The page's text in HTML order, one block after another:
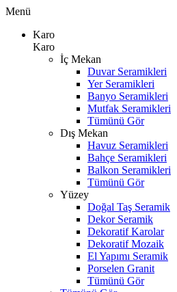
Menü
Karo
Karo
İç Mekan
Duvar Seramikleri
Yer Seramikleri
Banyo Seramikleri
Mutfak Seramikleri
Tümünü Gör
Dış Mekan
Havuz Seramikleri
Bahçe Seramikleri
Balkon Seramikleri
Tümünü Gör
Yüzey
Doğal Taş Seramik
Dekor Seramik
Dekoratif Karolar
Dekoratif Mozaik
El Yapımı Seramik
Porselen Granit
Tümünü Gör